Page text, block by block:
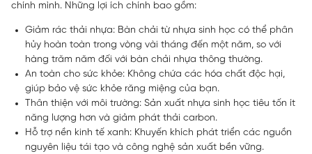
chính mình. Những lợi ích chính bao gồm:
Giảm rác thải nhựa: Bàn chải từ nhựa sinh học có thể phân
hủy hoàn toàn trong vòng vài tháng đến một năm, so với
hàng trăm năm đối với bàn chải nhựa thông thường.
An toàn cho sức khỏe: Không chứa các hóa chất độc hại,
giúp bảo vệ sức khỏe răng miệng của bạn.
Thân thiện với môi trường: Sản xuất nhựa sinh học tiêu tốn ít
năng lượng hơn và giảm phát thải carbon.
Hỗ trợ nền kinh tế xanh: Khuyến khích phát triển các nguồn
nguyên liệu tái tạo và công nghệ sản xuất bền vững.